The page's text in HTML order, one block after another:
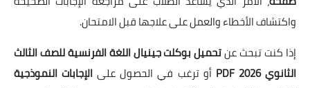
واكتشاف الأخطاء والعمل على علاجها قبل الامتحان.
إذا كنت تبحث عنتحميل بوكلت جينيال اللغة الفرنسية للصف الثالث
الثانوي 2026 PDF
أو ترغب في الحصول على الإجابات النموذجية